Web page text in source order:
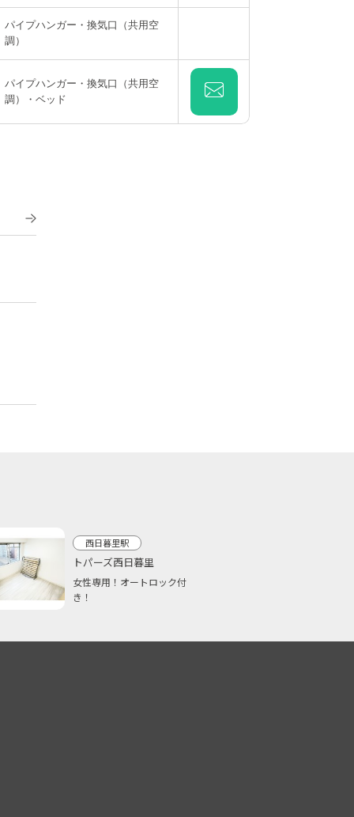
パイプハンガー・換気口（共用空
調）
パイプハンガー・換気口（共用空
調）・ベッド
西日暮里駅
トパーズ西日暮里
女性専用！オートロック付
き！